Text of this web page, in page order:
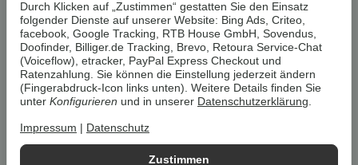
Um dieUmwelt zu schonen, vermeiden wir aufwendige
Umverpackungen. Wenn immer es möglich ist, versenden wir Ihre
Bestellung imOriginalkarton des Herstellers.
LIVERGY® Herren Thermo-
Steppjacke, aus recyceltem
Material
Zustimmen
Durch Klicken auf „Zustimmen“ gestatten Sie den Einsatz
folgender Dienste auf unserer Website: Bing Ads, Criteo,
facebook, Google Tracking, RTB House GmbH, Sovendus,
Doofinder, Billiger.de Tracking, Brevo, Retoura Service-Chat
(Voiceflow), etracker, PayPal Express Checkout und
Ratenzahlung. Sie können die Einstellung jederzeit ändern
(Fingerabdruck-Icon links unten). Weitere Details finden Sie
unter Konfigurieren und in unserer Datenschutzerklärung.
Impressum Datenschutz